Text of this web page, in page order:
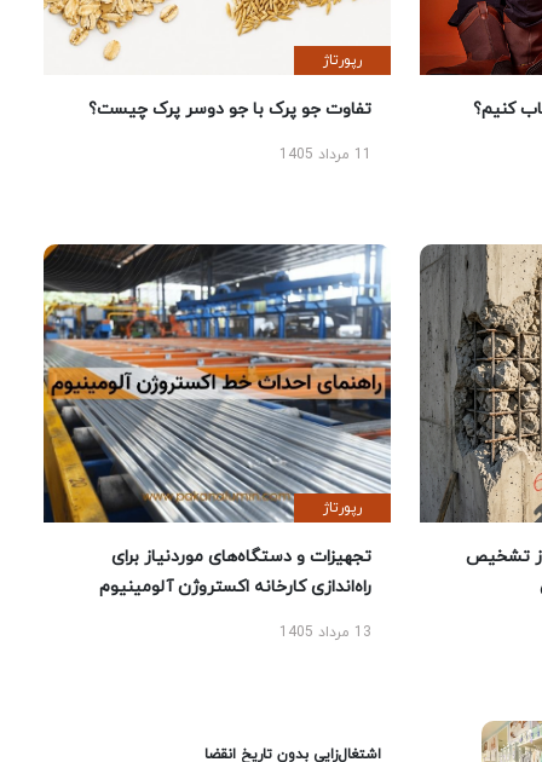
کنیم؟
رپورتاژ
تفاوت جو پرک با جو دوسر پرک چیست؟
تشخیص
رپورتاژ
تجهیزات و دستگاه‌های موردنیاز برای
راه‌اندازی کارخانه اکستروژن آلومینیوم
13 مرداد 1405
اشتغال‌زایی بدون تاریخ انقضا